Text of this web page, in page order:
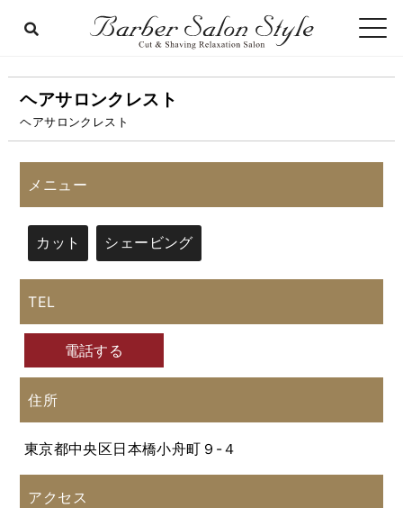
ヘアサロンクレスト
ヘアサロンクレスト
メニュー
カット シェービング
TEL
電話する
住所
東京都中央区日本橋小舟町９-４
アクセス